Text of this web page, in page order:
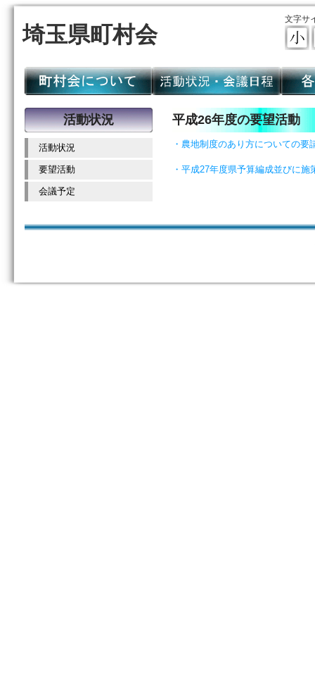
文字サ
埼玉県町村会
活動状況
活動状況
要望活動
会議予定
平成26年度の要望活動
・農地制度のあり方についての要
・平成27年度県予算編成並びに